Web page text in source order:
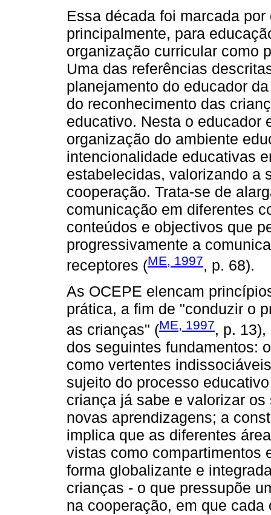
Essa década foi marcada
principalmente, para
organização curricular como
Uma das referências
planejamento do educador
do reconhecimento das
educativo. Nesta o educador
organização do ambiente
intencionalidade educativas
estabelecidas, valorizando a
cooperação. Trata-se de
comunicação em diferentes
conteúdos e objectivos que
progressivamente a
receptores (ME, 1997, p. 68).
As OCEPE elencam
prática, a fim de "conduzir o
as crianças" (ME, 1997, p.
dos seguintes fundamentos:
como vertentes
sujeito do processo
criança já sabe e valorizar
novas aprendizagens; a
implica que as diferentes
vistas como compartimentos
forma globalizante e
crianças - o que pressupõe
na cooperação, em que